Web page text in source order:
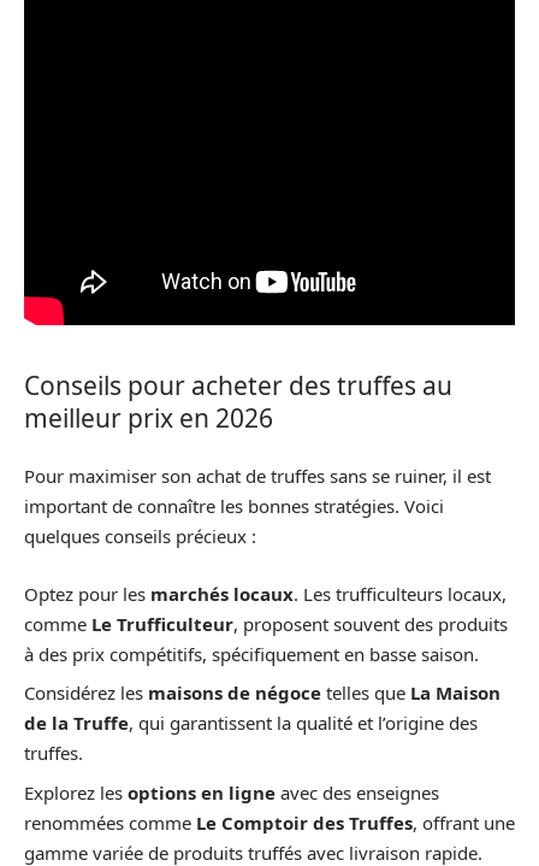
Conseils pour acheter des truffes au
meilleur prix en 2026
Pour maximiser son achat de truffes sans se ruiner, il est
important de connaître les bonnes stratégies. Voici
quelques conseils précieux :
Optez pour les marchés locaux. Les trufficulteurs locaux,
comme Le Trufficulteur, proposent souvent des produits
à des prix compétitifs, spécifiquement en basse saison.
Considérez les maisons de négoce telles que La Maison
de la Truffe, qui garantissent la qualité et l’origine des
truffes.
Explorez les options en ligne avec des enseignes
renommées comme Le Comptoir des Truffes, offrant une
gamme variée de produits truffés avec livraison rapide.